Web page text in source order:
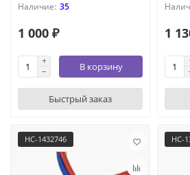
35
1 000 ₽
В корзину
Быстрый заказ
1
НС-1432746 НС-